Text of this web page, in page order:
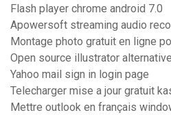
Flash player chrome android 7.0
Apowersoft streaming audio
Montage photo gratuit en ligne
Open source illustrator
Yahoo mail sign in login page
Telecharger mise a jour gratuit
Mettre outlook en français